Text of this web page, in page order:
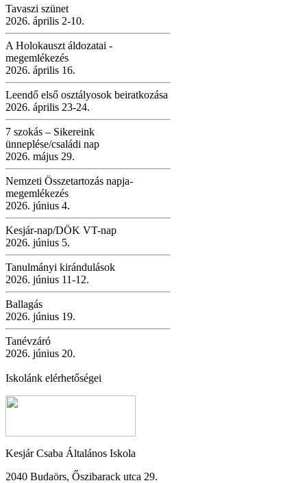
Tavaszi szünet
2026. április 2-10.
A Holokauszt áldozatai -
megemlékezés
2026. április 16.
Leendő első osztályosok beiratkozása
2026. április 23-24.
7 szokás – Sikereink
ünneplése/családi nap
2026. május 29.
Nemzeti Összetartozás napja-
megemlékezés
2026. június 4.
Kesjár-nap/DÖK VT-nap
2026. június 5.
Tanulmányi kirándulások
2026. június 11-12.
Ballagás
2026. június 19.
Tanévzáró
2026. június 20.
Iskolánk elérhetőségei
Kesjár Csaba Általános Iskola
2040 Budaörs, Őszibarack utca 29.